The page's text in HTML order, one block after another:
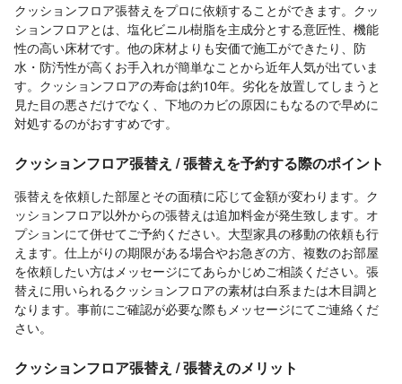
クッションフロア張替えをプロに依頼することができます。クッ
ションフロアとは、塩化ビニル樹脂を主成分とする意匠性、機能
性の高い床材です。他の床材よりも安価で施工ができたり、防
水・防汚性が高くお手入れが簡単なことから近年人気が出ていま
す。クッションフロアの寿命は約10年。劣化を放置してしまうと
見た目の悪さだけでなく、下地のカビの原因にもなるので早めに
対処するのがおすすめです。
クッションフロア張替え / 張替えを予約する際のポイント
張替えを依頼した部屋とその面積に応じて金額が変わります。ク
ッションフロア以外からの張替えは追加料金が発生致します。オ
プションにて併せてご予約ください。大型家具の移動の依頼も行
えます。仕上がりの期限がある場合やお急ぎの方、複数のお部屋
を依頼したい方はメッセージにてあらかじめご相談ください。張
替えに用いられるクッションフロアの素材は白系または木目調と
なります。事前にご確認が必要な際もメッセージにてご連絡くだ
さい。
クッションフロア張替え / 張替えのメリット